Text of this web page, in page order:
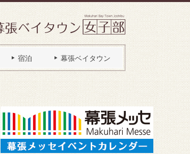
宿泊 幕張ベイタウン